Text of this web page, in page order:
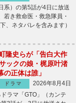
系）の第5話が4日に放送
き救命医・救急隊員・
、ネタバレを含みます）
隆史らが「告白大作
ックの娘・梶原叶渚
正体は誰」
ドラマ
2026年8月4日
ラマ「GTO」（カンテ